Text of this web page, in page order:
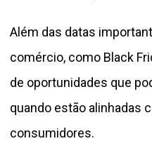
Além das datas
comércio, como Black
de oportunidades que
quando estão alinhadas
consumidores.